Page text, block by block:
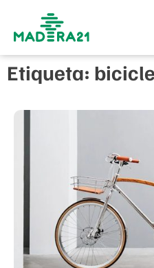
Etiqueta: